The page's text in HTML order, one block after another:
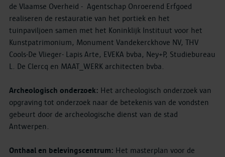
de Vlaamse Overheid - Agentschap Onroerend Erfgoed
realiseren de restauratie van het portiek en het
tuinpaviljoen samen met het Koninklijk Instituut voor het
Kunstpatrimonium, Monument Vandekerckhove NV, THV
Cools-De Vlieger- Lapis Arte, EVEKA bvba, Ney+P, Studiebureau
L. De Clercq en MAAT_WERK architecten bvba.
Archeologisch onderzoek: Het archeologisch onderzoek van
opgraving tot onderzoek naar de betekenis van de vondsten
gebeurt door de archeologische dienst van de stad
Antwerpen.
Onthaal en belevingscentrum: Het masterplan voor de